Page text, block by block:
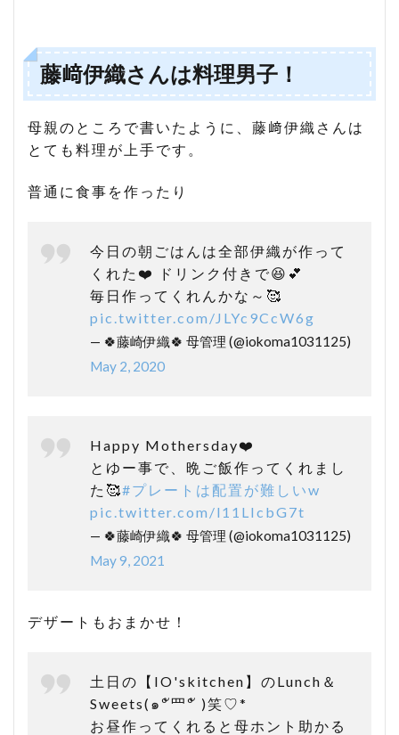
藤﨑伊織さんは料理男子！
母親のところで書いたように、藤﨑伊織さんは
とても料理が上手です。
普通に食事を作ったり
今日の朝ごはんは全部伊織が作って
くれた❤️ ドリンク付きで😆💕
毎日作ってくれんかな～🥰
pic.twitter.com/JLYc9CcW6g
— 🍀藤崎伊織🍀 母管理 (@iokoma1031125)
May 2, 2020
Happy Mothersday❤️
とゆー事で、晩ご飯作ってくれまし
た🥰#プレートは配置が難しいw
pic.twitter.com/l11LIcbG7t
— 🍀藤崎伊織🍀 母管理 (@iokoma1031125)
May 9, 2021
デザートもおまかせ！
土日の【IO'skitchen】のLunch＆
Sweets(๑ºั罒ºั )笑♡*
お昼作ってくれると母ホント助かる